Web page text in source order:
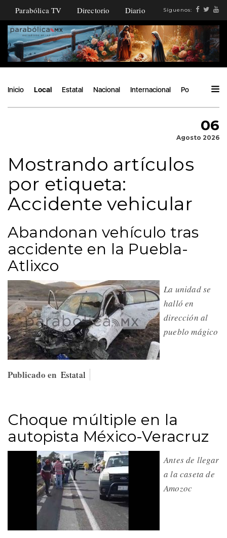
Parabólica TV Directorio Diario Síguenos:
Inicio Local Estatal Nacional Internacional Política
06
Agosto 2026
Mostrando artículos
por etiqueta:
Accidente vehicular
Abandonan vehículo tras
accidente en la Puebla-
Atlixco
La unidad se
halló en
dirección al
pueblo mágico
Publicado en Estatal
Choque múltiple en la
autopista México-Veracruz
Antes de llegar
a la caseta de
Amozoc